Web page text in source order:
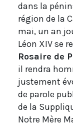
dans la
région de la
mai, un an
Léon XIV se
Rosaire de
il rendra
justement
de parole
de la
Notre Mère